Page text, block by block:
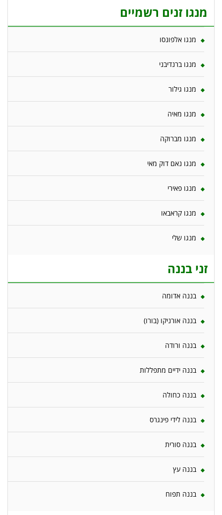
מנגו זנים רשמיים
מנגו אלפונסו
מנגו ברנדיבני
מנגו גילור
מנגו מאיה
מנגו מברוקה
מנגו נאם דוק מאי
מנגו פאירי
מנגו קראבאו
מנגו שלי
זני בננה
בננה אדומה
בננה אורניקו (בורו)
בננה ורודה
בננה ידיים מתפללות
בננה כחולה
בננה לידי פינגרס
בננה סורית
בננה עץ
בננה תפוח